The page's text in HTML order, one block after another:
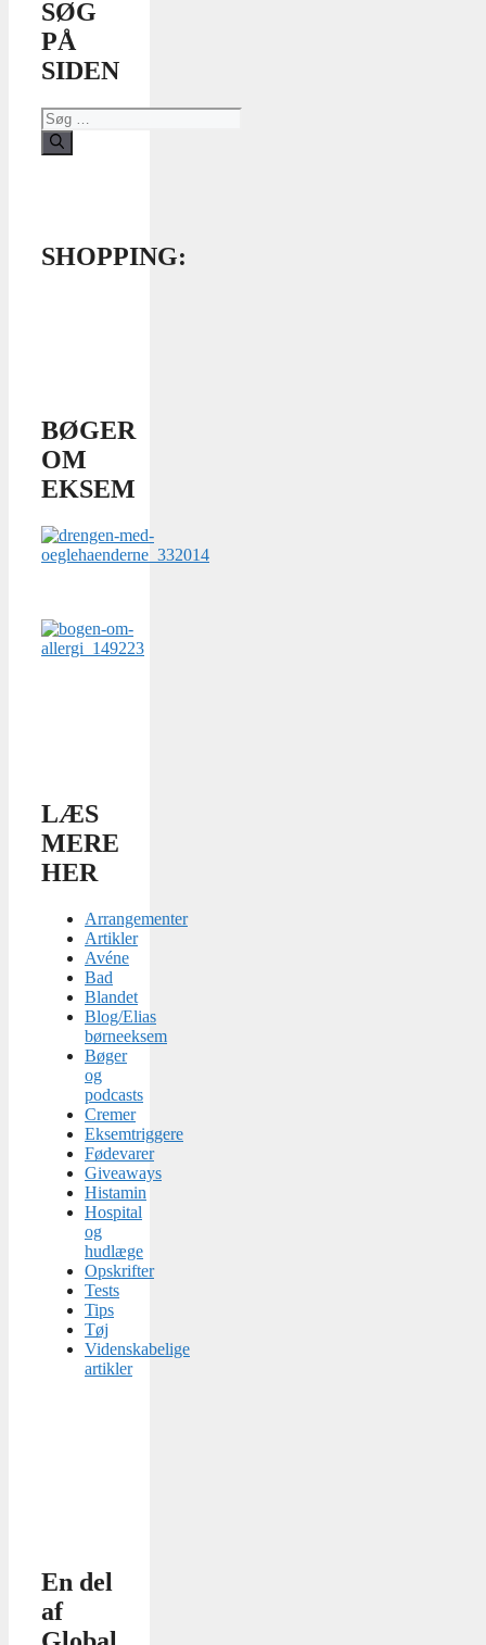
SØG
PÅ
SIDEN
Søg
efter:
SHOPPING:
BØGER
OM
EKSEM
LÆS
MERE
HER
Arrangementer
Artikler
Avéne
Bad
Blandet
Blog/Elias
børneeksem
Bøger
og
podcasts
Cremer
Eksemtriggere
Fødevarer
Giveaways
Histamin
Hospital
og
hudlæge
Opskrifter
Tests
Tips
Tøj
Videnskabelige
artikler
En del
af